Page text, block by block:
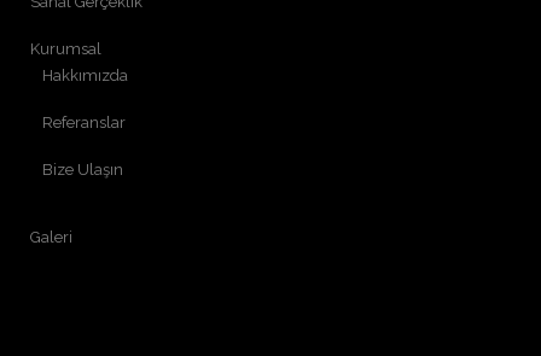
Kurumsal
Hakkımızda
Referanslar
Bize Ulaşın
Galeri